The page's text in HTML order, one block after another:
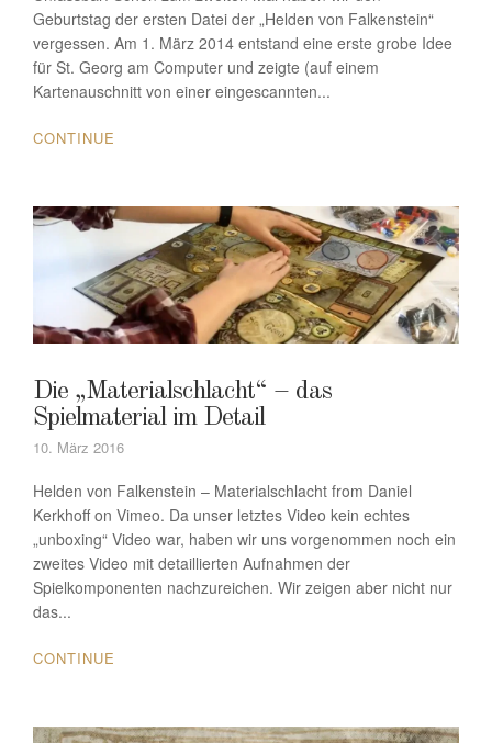
Geburtstag der ersten Datei der „Helden von Falkenstein“
vergessen. Am 1. März 2014 entstand eine erste grobe Idee
für St. Georg am Computer und zeigte (auf einem
Kartenauschnitt von einer eingescannten...
CONTINUE
Die „Materialschlacht“ – das
Spielmaterial im Detail
10. März 2016
Helden von Falkenstein – Materialschlacht from Daniel
Kerkhoff on Vimeo. Da unser letztes Video kein echtes
„unboxing“ Video war, haben wir uns vorgenommen noch ein
zweites Video mit detaillierten Aufnahmen der
Spielkomponenten nachzureichen. Wir zeigen aber nicht nur
das...
CONTINUE